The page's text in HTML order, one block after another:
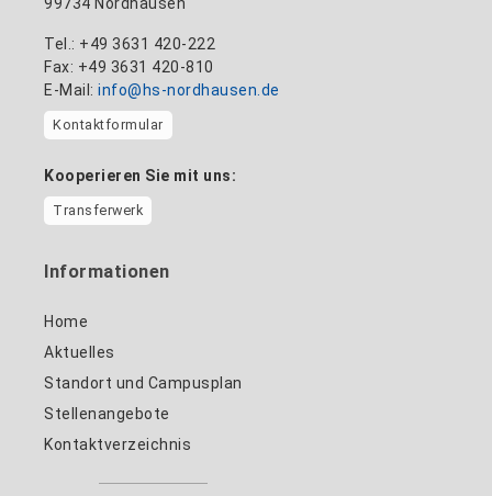
99734 Nordhausen
Tel.: +49 3631 420-222
Fax: +49 3631 420-810
E-Mail: info@hs-nordhausen.de
Kontaktformular
Kooperieren Sie mit uns:
Transferwerk
Informationen
Home
Aktuelles
Standort und Campusplan
Stellenangebote
Kontaktverzeichnis